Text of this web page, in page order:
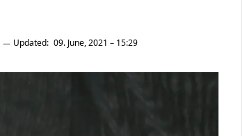
Updated: 09. June, 2021 – 15:29